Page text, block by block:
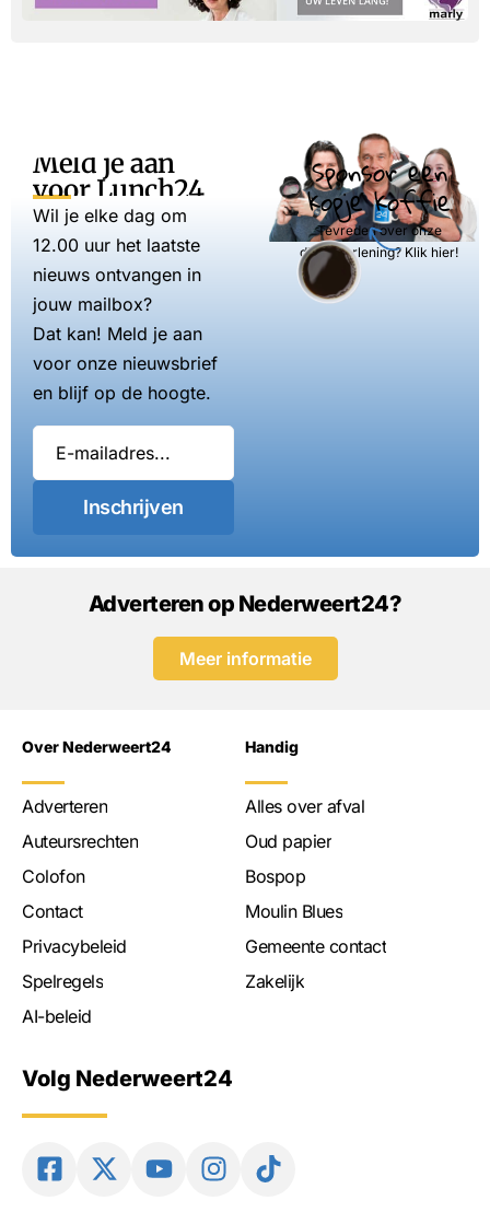
Meld je aan
voor Lunch24
Wil je elke dag om
12.00 uur het laatste
nieuws ontvangen in
jouw mailbox?
Dat kan! Meld je aan
voor onze nieuwsbrief
en blijf op de hoogte.
Inschrijven
Sponsor een
kopje koffie
Tevreden over onze
dienstverlening? Klik hier!
Adverteren op Nederweert24?
Meer informatie
Over Nederweert24
Adverteren
Auteursrechten
Colofon
Contact
Privacybeleid
Spelregels
AI-beleid
Handig
Alles over afval
Oud papier
Bospop
Moulin Blues
Gemeente contact
Zakelijk
Volg Nederweert24